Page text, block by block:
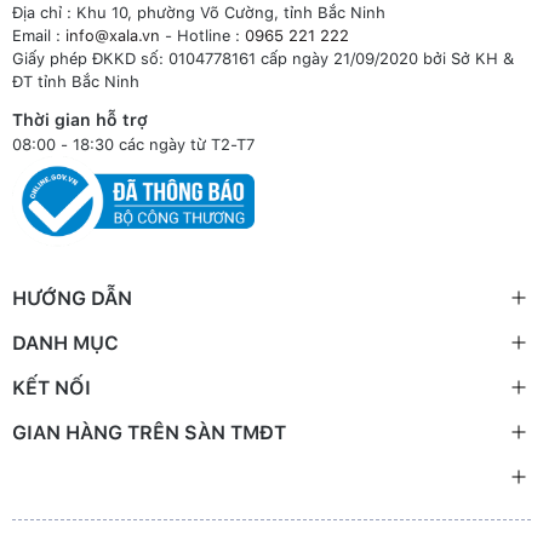
Địa chỉ : Khu 10, phường Võ Cường, tỉnh Bắc Ninh
Email : info@xala.vn - Hotline : 0965 221 222
Giấy phép ĐKKD số: 0104778161 cấp ngày 21/09/2020 bởi Sở KH &
ĐT tỉnh Bắc Ninh
Thời gian hỗ trợ
08:00 - 18:30 các ngày từ T2-T7
HƯỚNG DẪN
DANH MỤC
KẾT NỐI
GIAN HÀNG TRÊN SÀN TMĐT